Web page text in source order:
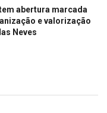
tem abertura marcada
e valorização
Neves